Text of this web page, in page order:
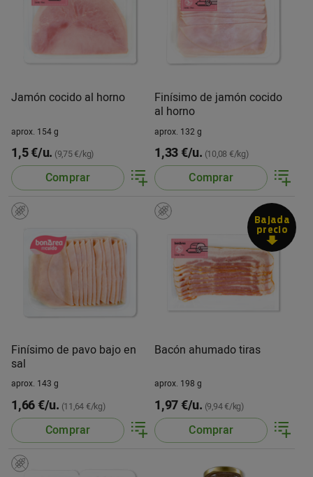
Jamón cocido al horno
aprox. 154 g
1,5 €/u. (9,75 €/kg)
Comprar
Finísimo de jamón cocido
al horno
aprox. 132 g
1,33 €/u. (10,08 €/kg)
Comprar
Finísimo de pavo bajo en
sal
aprox. 143 g
1,66 €/u. (11,64 €/kg)
Comprar
Bajada
precio
Bacón ahumado tiras
aprox. 198 g
1,97 €/u. (9,94 €/kg)
Comprar